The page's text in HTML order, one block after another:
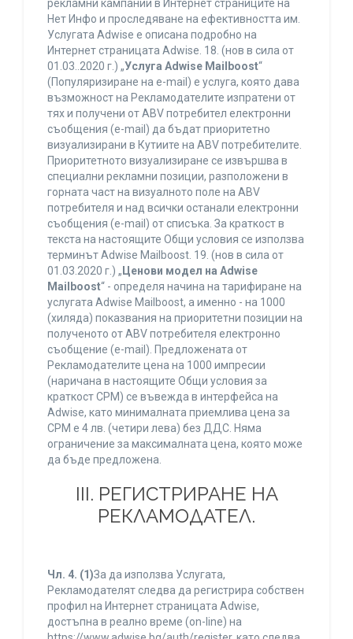
рекламни кампании в Интернет страниците на
Нет Инфо и проследяване на ефективността им.
Услугата Adwise е описана подробно на
Интернет страницата Adwise. 18. (нов в сила от
01.03..2020 г.) „Услуга Adwise Mailboost“
(Популяризиране на e-mail) е услуга, която дава
възможност на Рекламодателите изпратени от
тях и получени от ABV потребител електронни
съобщения (e-mail) да бъдат приоритетно
визуализирани в Кутиите на ABV потребителите.
Приоритетното визуализиране се извършва в
специални рекламни позиции, разположени в
горната част на визуалното поле на ABV
потребителя и над всички останали електронни
съобщения (e-mail) от списъка. За краткост в
текста на настоящите Общи условия се използва
терминът Adwise Mailboost. 19. (нов в сила от
01.03.2020 г.) „ Ценови модел на Adwise
Mailboost“ - определя начина на тарифиране на
услугата Adwise Mailboost, а именно - на 1000
(хиляда) показвания на приоритетни позиции на
полученото от ABV потребителя електронно
съобщение (e-mail). Предложената от
Рекламодателите цена на 1000 импресии
(наричана в настоящите Общи условия за
краткост CPM) се въвежда в интерфейса на
Adwise, като минималната приемлива цена за
CPM е 4 лв. (четири лева) без ДДС. Няма
ограничение за максималната цена, която може
да бъде предложена.
ІІІ. РЕГИСТРИРАНЕ НА
РЕКЛАМОДАТЕЛ.
Чл. 4. (1)За да използва Услугата,
Рекламодателят следва да регистрира собствен
профил на Интернет страницата Adwise,
достъпна в реално време (on-line) на